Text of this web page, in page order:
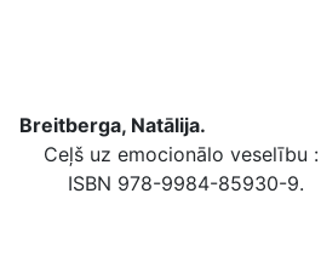
Breitberga, Natālija.
Ceļš uz emocionālo veselību :
ISBN 978-9984-85930-9.